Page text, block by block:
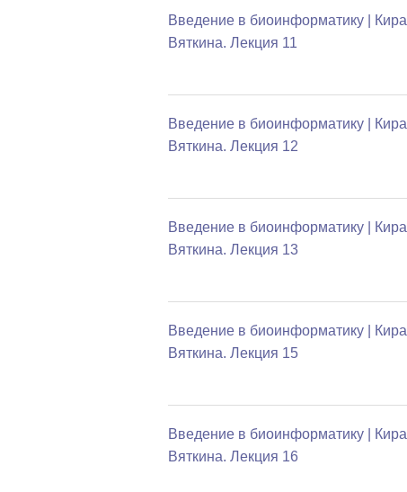
Введение в биоинформатику | Кира
Вяткина. Лекция 11
Введение в биоинформатику | Кира
Вяткина. Лекция 12
Введение в биоинформатику | Кира
Вяткина. Лекция 13
Введение в биоинформатику | Кира
Вяткина. Лекция 15
Введение в биоинформатику | Кира
Вяткина. Лекция 16